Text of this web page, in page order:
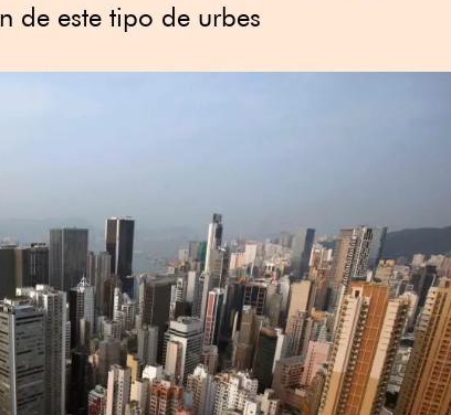
de este tipo de urbes